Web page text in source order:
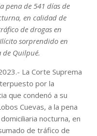
pena de 541 días de
en calidad de
de drogas en
sorprendido en
de Quilpué.
La Corte Suprema
por la
que condenó a su
Cuevas, a la pena
nocturna, en
de tráfico de